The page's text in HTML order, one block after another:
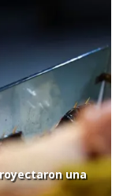
una